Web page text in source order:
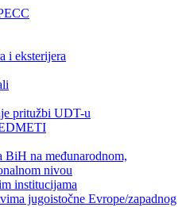
i eksterijera
pritužbi UDT-u
BiH na međunarodnom,
nivou
institucijama
jugoistočne Evrope/zapadnog